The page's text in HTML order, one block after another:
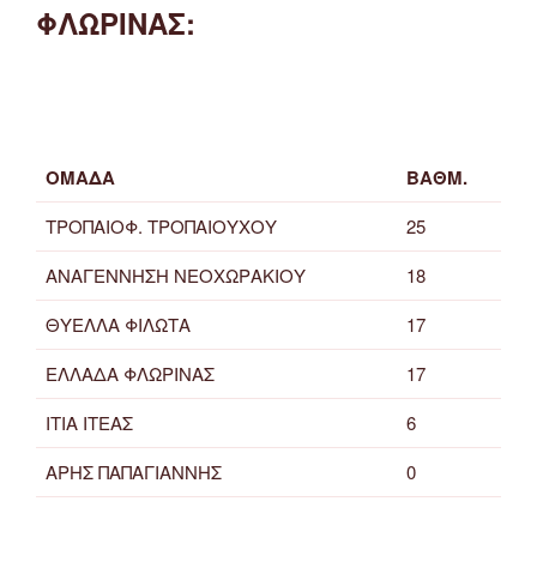
ΦΛΩΡΙΝΑΣ:
ΟΜΑΔΑ ΒΑΘΜ.
ΤΡΟΠΑΙΟΦ. ΤΡΟΠΑΙΟΥΧΟΥ
25
ΑΝΑΓΕΝΝΗΣΗ ΝΕΟΧΩΡΑΚΙΟΥ
18
ΘΥΕΛΛΑ ΦΙΛΩΤΑ
17
ΕΛΛΑΔΑ ΦΛΩΡΙΝΑΣ
17
ΙΤΙΑ ΙΤΕΑΣ
6
ΑΡΗΣ ΠΑΠΑΓΙΑΝΝΗΣ
0